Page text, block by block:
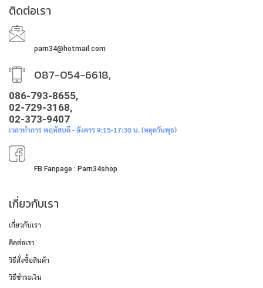
ติดต่อเรา
parn34@hotmail.com
087-054-6618,
086-793-8655,
02-729-3168,
02-373-9407
เวลาทำการ พฤหัสบดี - อังคาร 9:15-17:30 น. (หยุดวันพุธ)
FB Fanpage : Parn34shop
เกี่ยวกับเรา
เกี่ยวกับเรา
ติดต่อเรา
วิธีสั่งซื้อสินค้า
วิธีชำระเงิน